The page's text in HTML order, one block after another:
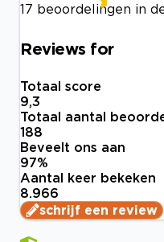
17 beoordelingen in
Reviews for
Totaal score
9,3
Totaal aantal
188
Beveelt ons aan
97%
Aantal keer bekeken
8.966
schrijf een review